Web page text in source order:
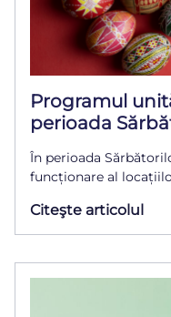
Programul
perioada
În perioada
funcționare al
Citeşte articolul